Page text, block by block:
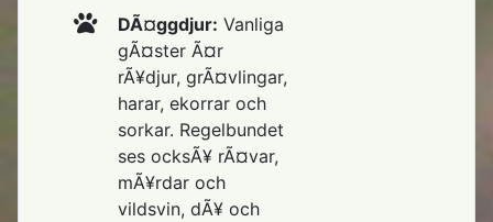
DÃ¤ggdjur: Vanliga
gÃ¤ster Ã¤r
rÃ¥djur, grÃ¤vlingar,
harar, ekorrar och
sorkar. Regelbundet
ses ocksÃ¥ rÃ¤var,
mÃ¥rdar och
vildsvin, dÃ¥ och